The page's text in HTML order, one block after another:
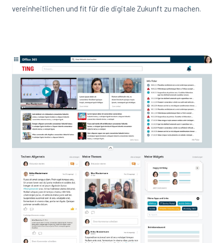
vereinheitlichen und fit für die digitale Zukunft zu machen.